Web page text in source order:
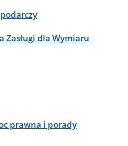
Zasługi dla Wymiaru
prawna i porady